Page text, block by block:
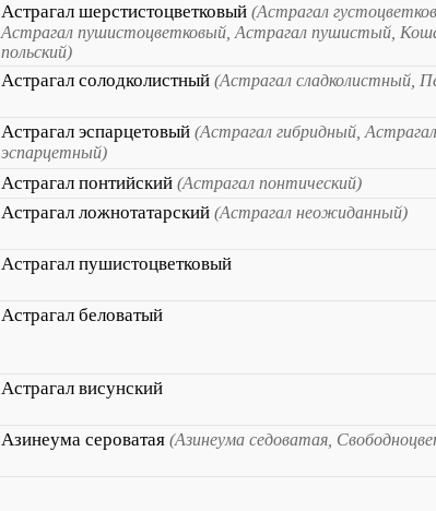
Астрагал шерстистоцветковый (Астрагал
Астрагал пушистоцветковый, Астрагал пушистый,
польский)
Астрагал солодколистный (Астрагал сладколистный,
Астрагал эспарцетовый (Астрагал гибридный,
эспарцетный)
Астрагал понтийский (Астрагал понтический)
Астрагал ложнотатарский (Астрагал неожиданный)
Астрагал пушистоцветковый
Астрагал беловатый
Астрагал висунский
Азинеума сероватая (Азинеума седоватая,